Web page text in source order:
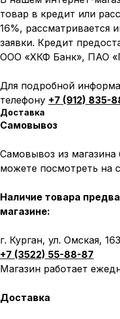
товар в кредит или
16%, рассматривается
заявки. Кредит
ООО «ХКФ Банк», ПАО
Для подробной
телефону +7 (912) 835-
Доставка
Самовывоз
Самовывоз из
можете посмотреть на
Наличие товара
магазине:
г. Курган, ул. Омская,
+7 (3522) 55-88-87
Магазин работает
Доставка
Вся представленная информация
информационный характер и ни при
Написать в MAX